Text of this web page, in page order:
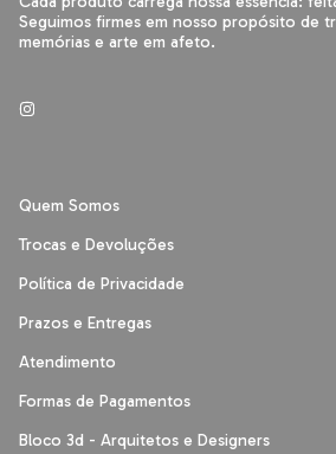
Seguimos firmes em nosso propósito de
memórias e arte em afeto.
Quem Somos
Trocas e Devoluções
Política de Privacidade
Prazos e Entregas
Atendimento
Formas de Pagamentos
Bloco 3d - Arquitetos e Designers